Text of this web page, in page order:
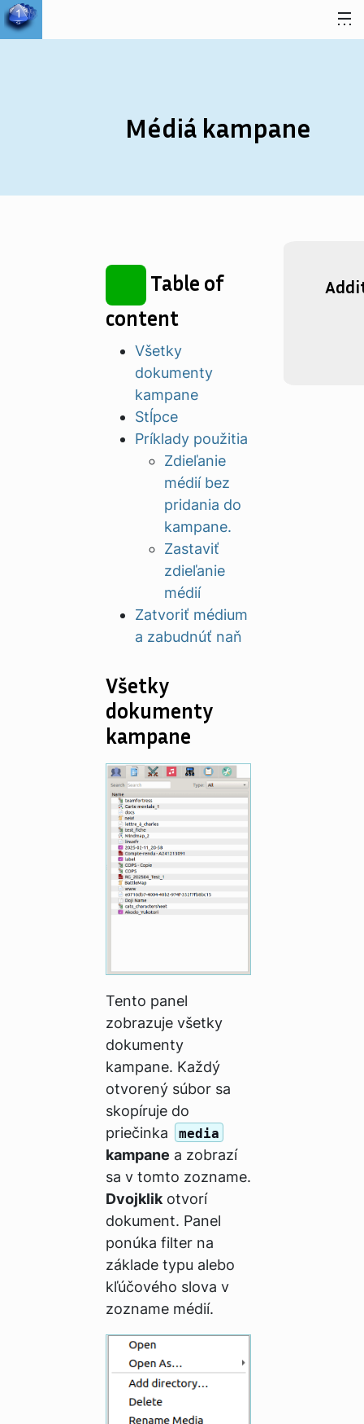
Skip to content
Médiá kampane
Table of
content
Všetky
dokumenty
kampane
Stĺpce
Príklady použitia
Zdieľanie
médií bez
pridania do
kampane.
Zastaviť
zdieľanie
médií
Zatvoriť médium
a zabudnúť naň
Všetky
dokumenty
kampane
Tento panel
zobrazuje všetky
dokumenty
kampane. Každý
otvorený súbor sa
skopíruje do
priečinka
media
kampane a zobrazí
sa v tomto zozname.
Dvojklik otvorí
dokument. Panel
ponúka filter na
základe typu alebo
kľúčového slova v
zozname médií.